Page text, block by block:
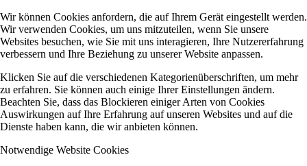
Wir können Cookies anfordern, die auf Ihrem Gerät eingestellt werden.
Wir verwenden Cookies, um uns mitzuteilen, wenn Sie unsere
Websites besuchen, wie Sie mit uns interagieren, Ihre Nutzererfahrung
verbessern und Ihre Beziehung zu unserer Website anpassen.
Klicken Sie auf die verschiedenen Kategorienüberschriften, um mehr
zu erfahren. Sie können auch einige Ihrer Einstellungen ändern.
Beachten Sie, dass das Blockieren einiger Arten von Cookies
Auswirkungen auf Ihre Erfahrung auf unseren Websites und auf die
Dienste haben kann, die wir anbieten können.
Notwendige Website Cookies